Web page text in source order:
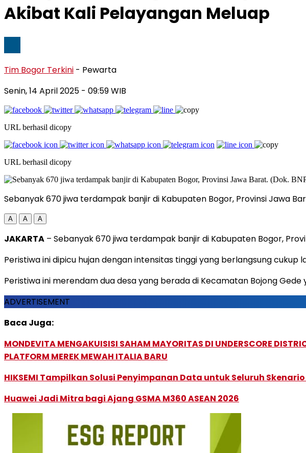
Akibat Kali Pelayangan Meluap
Tim Bogor Terkini - Pewarta
Senin, 14 April 2025 - 09:59 WIB
URL berhasil dicopy
URL berhasil dicopy
Sebanyak 670 jiwa terdampak banjir di Kabupaten Bogor, Provinsi Jawa
A A A
JAKARTA – Sebanyak 670 jiwa terdampak banjir di Kabupaten Bogor,
Peristiwa ini dipicu hujan dengan intensitas tinggi yang berlangsung
Peristiwa ini merendam dua desa yang berada di Kecamatan Bojong Gede
ADVERTISEMENT
Baca Juga:
MONDEVITA MENGAKUISISI SAHAM MAYORITAS DI UNDERSCORE
PLATFORM MEREK MEWAH ITALIA BARU
HIKSEMI Tampilkan Solusi Penyimpanan Data untuk Seluruh
Huawei Jadi Mitra bagi Ajang GSMA M360 ASEAN 2026